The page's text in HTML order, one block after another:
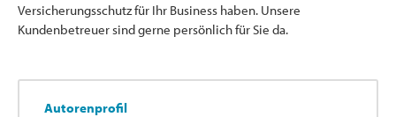
Versicherungsschutz für Ihr Business haben. Unsere
Kundenbetreuer sind gerne persönlich für Sie da.
Autorenprofil